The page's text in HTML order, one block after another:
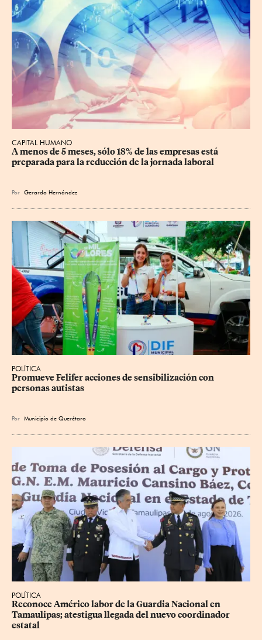
CAPITAL HUMANO
A menos de 5 meses, sólo 18% de las empresas está
preparada para la reducción de la jornada laboral
Por Gerardo Hernández
POLÍTICA
Promueve Felifer acciones de sensibilización con
personas autistas
Por Municipio de Querétaro
POLÍTICA
Reconoce Américo labor de la Guardia Nacional en
Tamaulipas; atestigua llegada del nuevo coordinador
estatal